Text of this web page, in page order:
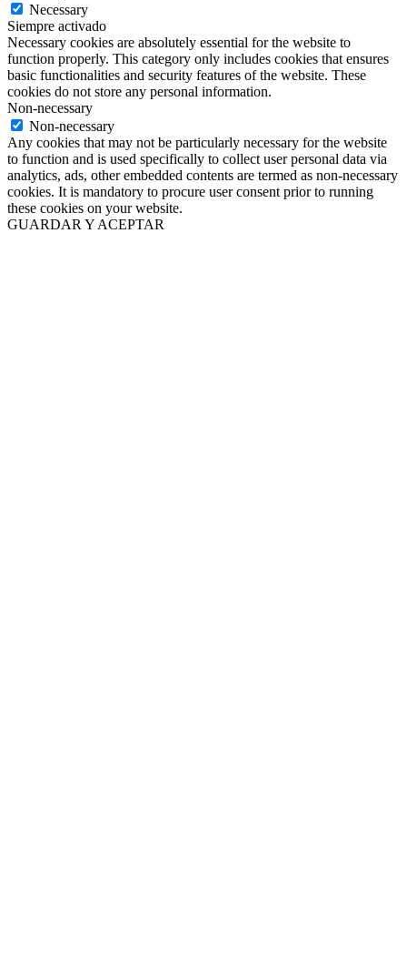
Necessary
Siempre activado
Necessary cookies are absolutely essential for the website to
function properly. This category only includes cookies that ensures
basic functionalities and security features of the website. These
cookies do not store any personal information.
Non-necessary
Non-necessary
Any cookies that may not be particularly necessary for the website
to function and is used specifically to collect user personal data via
analytics, ads, other embedded contents are termed as non-necessary
cookies. It is mandatory to procure user consent prior to running
these cookies on your website.
GUARDAR Y ACEPTAR